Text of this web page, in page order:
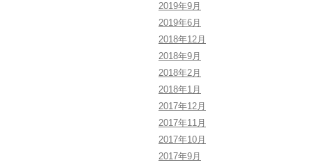
2019年9月
2019年6月
2018年12月
2018年9月
2018年2月
2018年1月
2017年12月
2017年11月
2017年10月
2017年9月